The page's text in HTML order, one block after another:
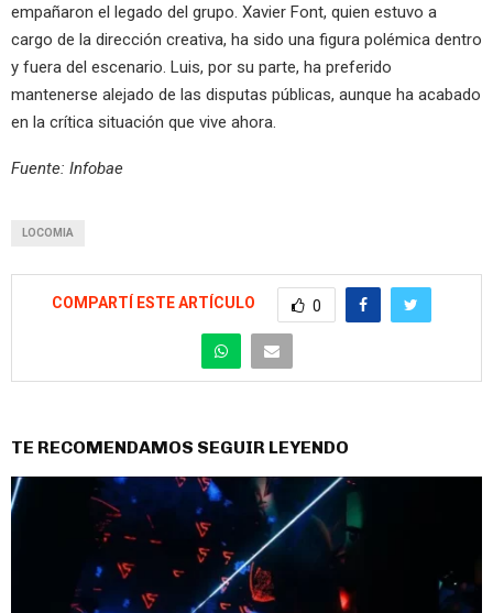
empañaron el legado del grupo. Xavier Font, quien estuvo a
cargo de la dirección creativa, ha sido una figura polémica dentro
y fuera del escenario. Luis, por su parte, ha preferido
mantenerse alejado de las disputas públicas, aunque ha acabado
en la crítica situación que vive ahora.
Fuente: Infobae
LOCOMIA
COMPARTÍ ESTE ARTÍCULO 0
TE RECOMENDAMOS SEGUIR LEYENDO